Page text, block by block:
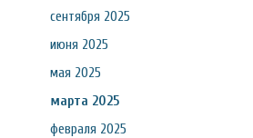
сентября 2025
июня 2025
мая 2025
марта 2025
февраля 2025